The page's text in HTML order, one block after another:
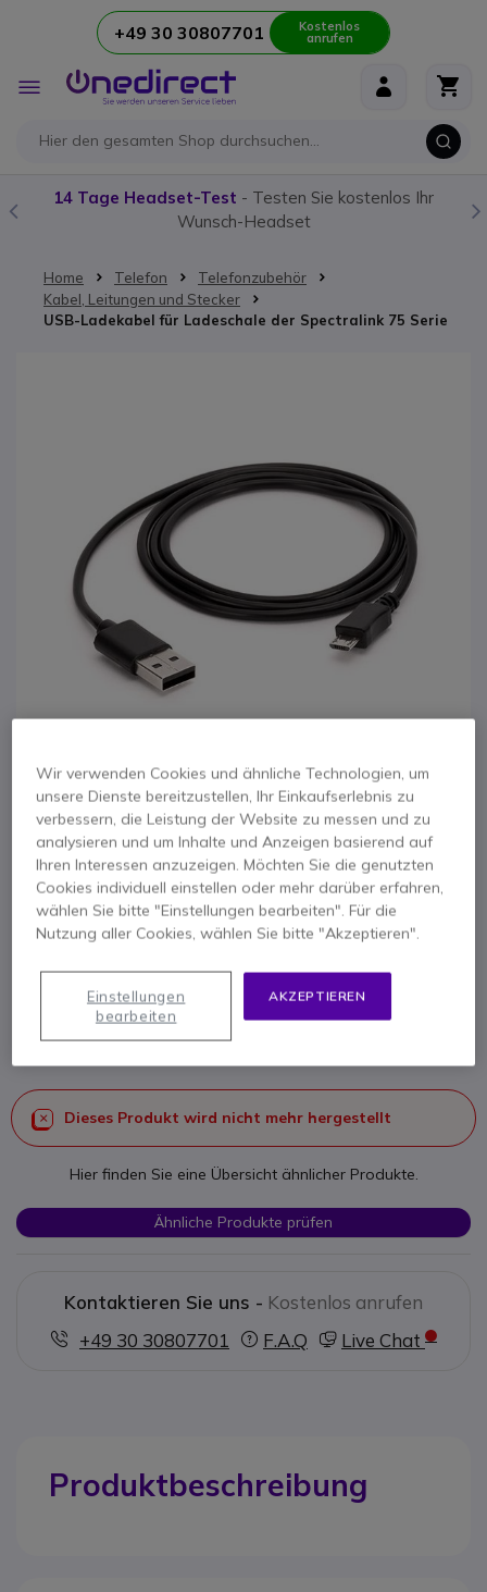
Zum Inhalt springen+49 30 30807701 Kostenlos
anrufen
Navigation
umschalten
14 Tage Headset-Test - Testen Sie kostenlos Ihr
Wunsch-Headset
Home Telefon
Telefonzubehör
Kabel, Leitungen und Stecker
USB-Ladekabel für Ladeschale der Spectralink 75 Serie
USB-Ladekabel für
Ladeschale der
Spectralink 75 Serie
Produkt-Referenz: SPECTRACABUSB // Hersteller-Referenz: 84718504
USB-Kabel um Ladeschale der Spectralink Serie
75 anzuschließen
Dieses Produkt wird nicht mehr hergestellt
Hier finden Sie eine Übersicht ähnlicher Produkte.
Ähnliche Produkte prüfen
Kontaktieren Sie uns - Kostenlos anrufen
+49 30 30807701
F.A.Q Live Chat
Zum Anfang der Bildgalerie springen
Produktbeschreibung
Wir verwenden Cookies und ähnliche Technologien, um
unsere Dienste bereitzustellen, Ihr Einkaufserlebnis zu
verbessern, die Leistung der Website zu messen und zu
analysieren und um Inhalte und Anzeigen basierend auf
Ihren Interessen anzuzeigen. Möchten Sie die genutzten
Cookies individuell einstellen oder mehr darüber erfahren,
wählen Sie bitte "Einstellungen bearbeiten". Für die
Nutzung aller Cookies, wählen Sie bitte "Akzeptieren".
AKZEPTIEREN
Einstellungen
bearbeiten